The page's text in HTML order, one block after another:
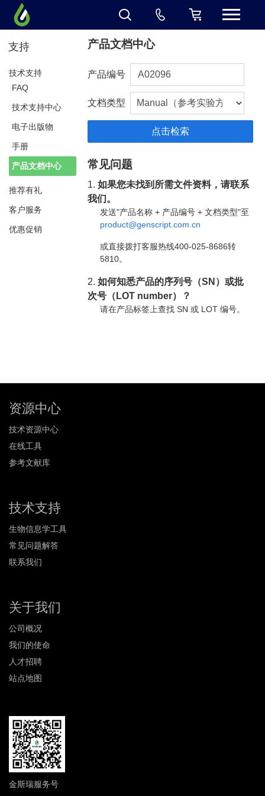
支持
技术支持
FAQ
技术支持中心
电子出版物
手册
产品文档中心
推荐有礼
客户服务
优惠促销
产品文档中心
产品编号
文档类型
常见问题
1.如果您未找到所需文件资料，请联系
我们。
发送"产品名称 + 产品编号 + 文档类型"至
product@genscript.com.cn
或直接拨打客服热线400-025-8686转
5810。
2.如何知悉产品的序列号（SN）或批
次号（LOT number）？
请在产品标签上查找 SN 或 LOT 编号。
资源中心
技术资源中心
在线工具
参考文献库
技术支持
生物信息学工具
常见问题解答
联系我们
关于我们
公司概况
我们的使命
人才招聘
站点地图
金斯瑞服务号